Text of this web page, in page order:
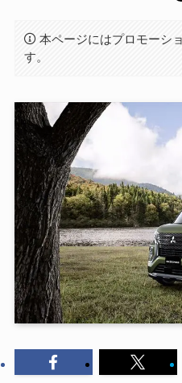
本ページにはプロモーシ
す。